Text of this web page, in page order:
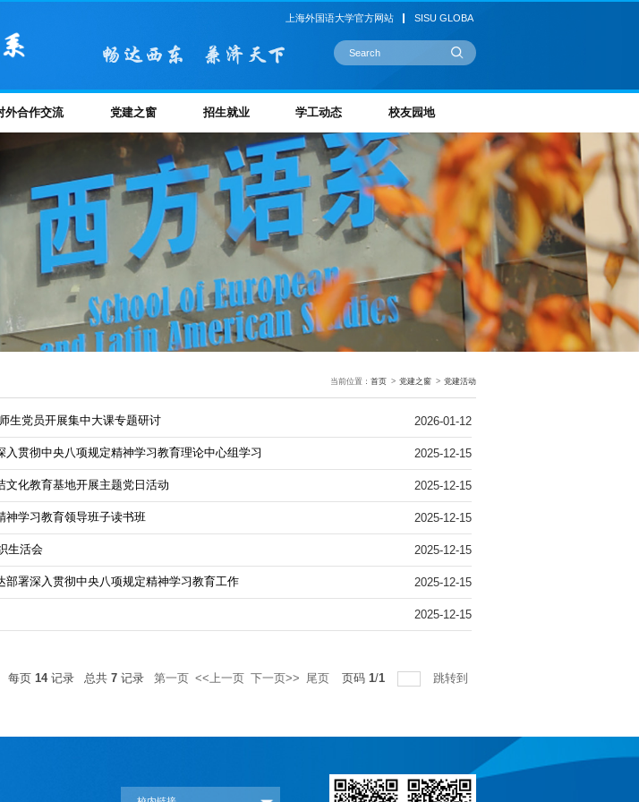
上海外国语大学官方网站 SISU GLOBA
外合作交流 党建之窗 招生就业 学工动态 校友园地
当前位置： 首页 > 党建之窗 > 党建活动
生党员开展集中大课专题研讨 2026-01-12
贯彻中央八项规定精神学习教育理论中心组学习 2025-12-15
文化教育基地开展主题党日活动 2025-12-15
神学习教育领导班子读书班 2025-12-15
生活会 2025-12-15
署深入贯彻中央八项规定精神学习教育工作 2025-12-15
2025-12-15
每页14记录 总共7 记录 第一页 <<上一页 下一页>> 尾页 页码1/1 跳转到